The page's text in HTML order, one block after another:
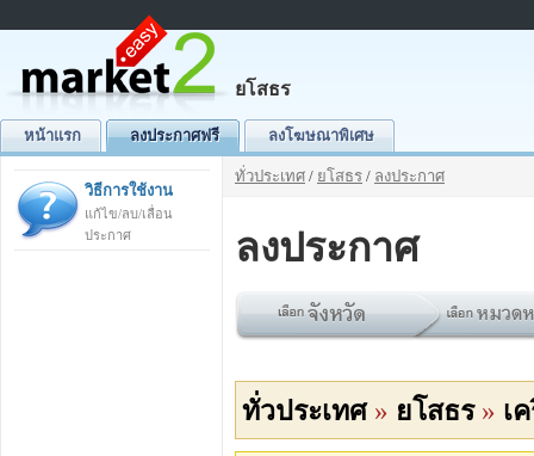
ยโสธร
หน้าแรก ลงประกาศฟรี ลงโฆษณาพิเศษ
วิธีการใช้งาน
แก้ไข/ลบ/เลื่อน
ประกาศ
ทั่วประเทศ / ยโสธร / ลงประกาศ
ลงประกาศ
ทั่วประเทศ» ยโสธร» เ